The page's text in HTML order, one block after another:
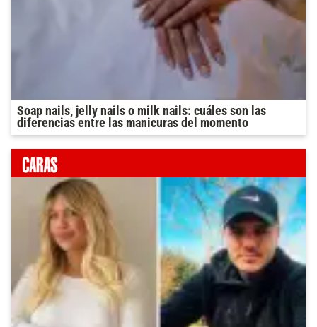
Soap nails, jelly nails o milk nails: cuáles son las
diferencias entre las manicuras del momento